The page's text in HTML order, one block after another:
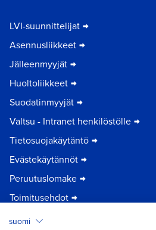
LVI-suunnittelijat
Asennusliikkeet
Jälleenmyyjät
Huoltoliikkeet
Suodatinmyyjät
Valtsu - Intranet henkilöstölle
Tietosuojakäytäntö
Evästekäytännöt
Peruutuslomake
Toimitusehdot
suomi